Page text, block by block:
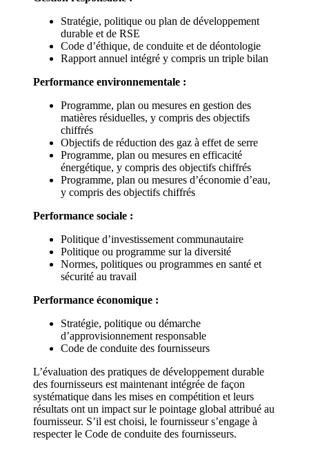
Stratégie, politique ou plan de développement
durable et de RSE
Code d’éthique, de conduite et de déontologie
Rapport annuel intégré y compris un triple bilan
Performance environnementale :
Programme, plan ou mesures en gestion des
matières résiduelles, y compris des objectifs
chiffrés
Objectifs de réduction des gaz à effet de serre
Programme, plan ou mesures en efficacité
énergétique, y compris des objectifs chiffrés
Programme, plan ou mesures d’économie d’eau,
y compris des objectifs chiffrés
Performance sociale :
Politique d’investissement communautaire
Politique ou programme sur la diversité
Normes, politiques ou programmes en santé et
sécurité au travail
Performance économique :
Stratégie, politique ou démarche
d’approvisionnement responsable
Code de conduite des fournisseurs
L’évaluation des pratiques de développement durable
des fournisseurs est maintenant intégrée de façon
systématique dans les mises en compétition et leurs
résultats ont un impact sur le pointage global attribué au
fournisseur. S’il est choisi, le fournisseur s’engage à
respecter le Code de conduite des fournisseurs.